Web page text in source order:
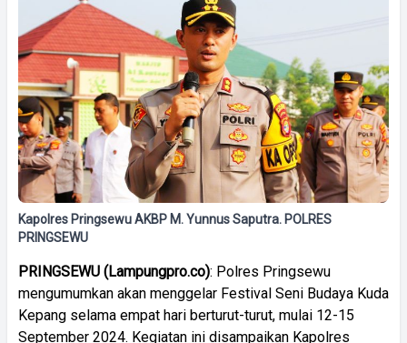
Kapolres Pringsewu AKBP M. Yunnus Saputra. POLRES
PRINGSEWU
PRINGSEWU (Lampungpro.co): Polres Pringsewu
mengumumkan akan menggelar Festival Seni Budaya Kuda
Kepang selama empat hari berturut-turut, mulai 12-15
September 2024. Kegiatan ini disampaikan Kapolres